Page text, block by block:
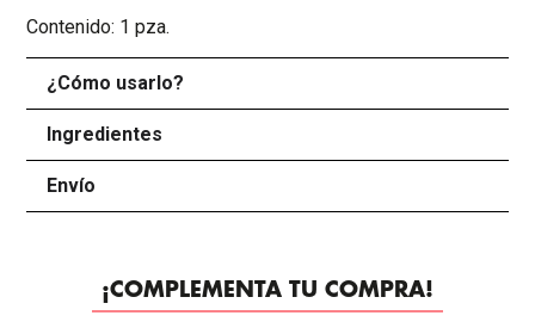
Contenido: 1 pza.
¿Cómo usarlo?
Ingredientes
Envío
¡COMPLEMENTA TU COMPRA!